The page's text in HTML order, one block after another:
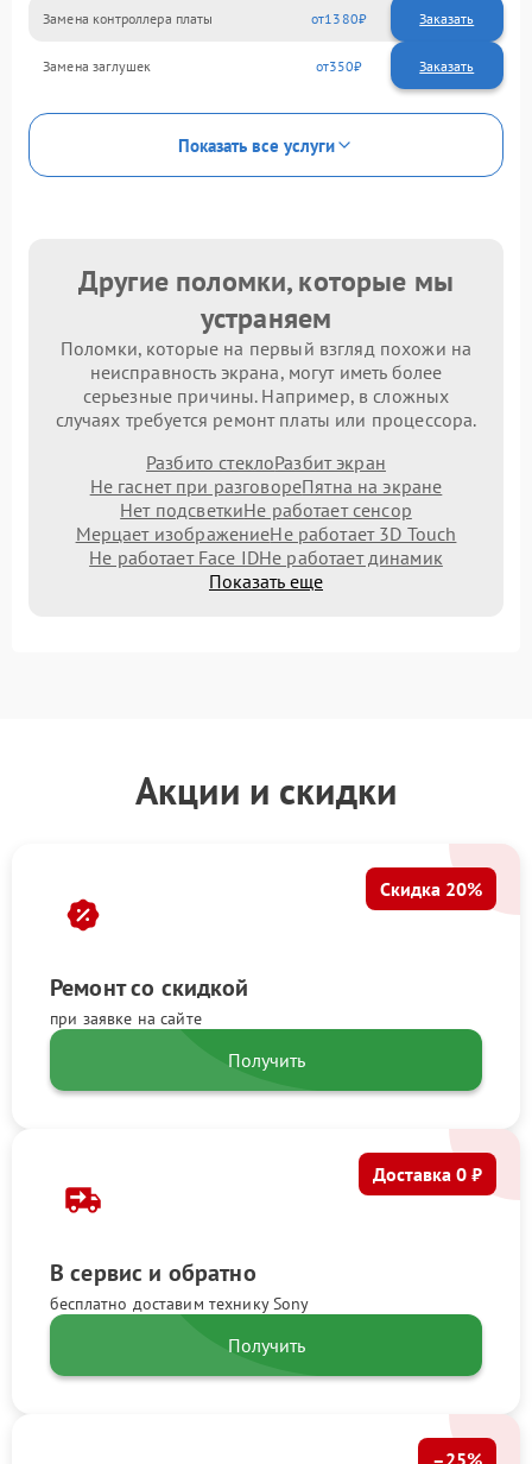
Замена контроллера платы 1380
Замена заглушек 350
Показать все услуги
Другие поломки, которые мы
устраняем
Поломки, которые на первый взгляд похожи на
неисправность экрана, могут иметь более
серьезные причины. Например, в сложных
случаях требуется ремонт платы или процессора.
Разбито стеклоРазбит экран
Не гаснет при разговореПятна на экране
Нет подсветкиНе работает сенсор
Мерцает изображениеНе работает 3D Touch
Не работает Face IDНе работает динамик
Показать еще
Акции и скидки
Ремонт со скидкой
при заявке на сайте
Скидка 20%
Получить
В сервис и обратно
бесплатно доставим технику Sony
Доставка 0 ₽
Получить